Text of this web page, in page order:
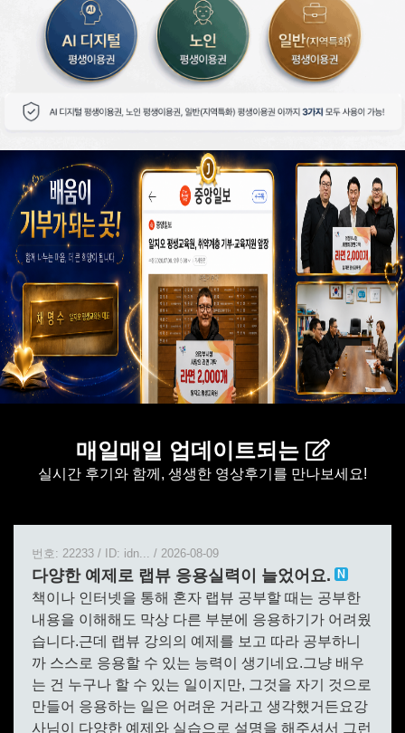
매일매일 업데이트되는
실시간 후기와 함께, 생생한 영상후기를 만나보세요!